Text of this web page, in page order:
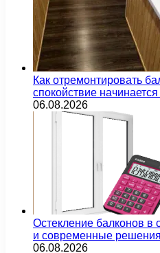
Как отремонтировать
спокойствие
06.08.2026
Остекление балконов в
и современные решения
06.08.2026